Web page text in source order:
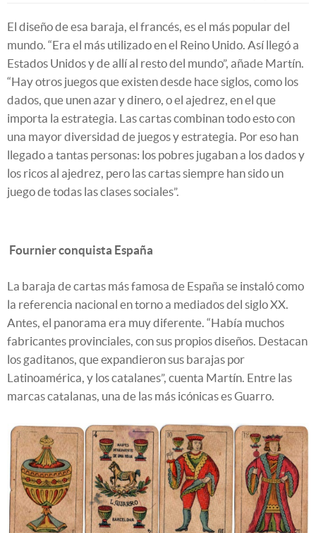
El diseño de esa baraja, el francés, es el más popular del
mundo. “Era el más utilizado en el Reino Unido. Así llegó a
Estados Unidos y de allí al resto del mundo”, añade Martín.
“Hay otros juegos que existen desde hace siglos, como los
dados, que unen azar y dinero, o el ajedrez, en el que
importa la estrategia. Las cartas combinan todo esto con
una mayor diversidad de juegos y estrategia. Por eso han
llegado a tantas personas: los pobres jugaban a los dados y
los ricos al ajedrez, pero las cartas siempre han sido un
juego de todas las clases sociales”.
Fournier conquista España
La baraja de cartas más famosa de España se instaló como
la referencia nacional en torno a mediados del siglo XX.
Antes, el panorama era muy diferente. “Había muchos
fabricantes provinciales, con sus propios diseños. Destacan
los gaditanos, que expandieron sus barajas por
Latinoamérica, y los catalanes”, cuenta Martín. Entre las
marcas catalanas, una de las más icónicas es Guarro.